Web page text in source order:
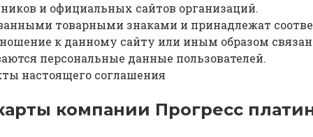
и официальных сайтов организаций.
товарными знаками и принадлежат
к данному сайту или иным образом
персональные данные пользователей.
настоящего соглашения
компании Прогресс